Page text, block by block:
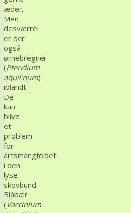
æder.
Men
desværre
er der
også
ørnebregner
(Pteridium
aquilinum)
iblandt.
De
kan
blive
et
problem
for
artsmangfoldet
i den
lyse
skovbund.
Blåbær
(Vaccinium